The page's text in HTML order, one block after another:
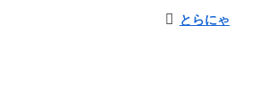
とらにゃ